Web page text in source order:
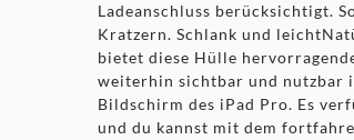
Ladeanschluss berücksichtigt.
Kratzern. Schlank und
bietet diese Hülle
weiterhin sichtbar und nutzbar
Bildschirm des iPad Pro. Es
und du kannst mit dem